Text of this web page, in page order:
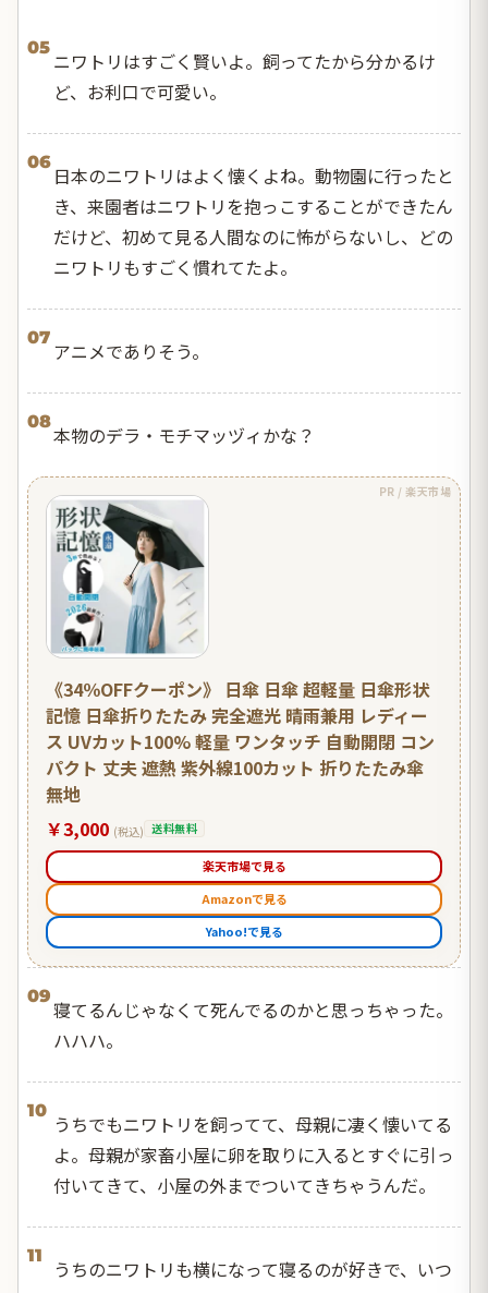
05
ニワトリはすごく賢いよ。飼ってたから分かるけ
ど、お利口で可愛い。
06
日本のニワトリはよく懐くよね。動物園に行ったと
き、来園者はニワトリを抱っこすることができたん
だけど、初めて見る人間なのに怖がらないし、どの
ニワトリもすごく慣れてたよ。
07
アニメでありそう。
08
本物のデラ・モチマッヅィかな？
PR / 楽天市場
《34％OFFクーポン》 日傘 日傘 超軽量 日傘形状
記憶 日傘折りたたみ 完全遮光 晴雨兼用 レディー
ス UVカット100% 軽量 ワンタッチ 自動開閉 コン
パクト 丈夫 遮熱 紫外線100カット 折りたたみ傘
無地
￥3,000 (税込) 送料無料
楽天市場で見る
Amazonで見る
Yahoo!で見る
09
寝てるんじゃなくて死んでるのかと思っちゃった。
ハハハ。
10
うちでもニワトリを飼ってて、母親に凄く懐いてる
よ。母親が家畜小屋に卵を取りに入るとすぐに引っ
付いてきて、小屋の外までついてきちゃうんだ。
11
うちのニワトリも横になって寝るのが好きで、いつ